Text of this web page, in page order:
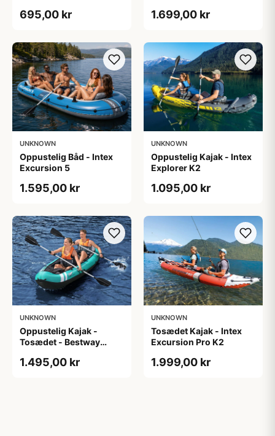
695,00 kr 1.699,00 kr
UNKNOWN
Oppustelig Båd - Intex
Excursion 5
1.595,00 kr
UNKNOWN
Oppustelig Kajak - Intex
Explorer K2
1.095,00 kr
UNKNOWN
Oppustelig Kajak -
Tosædet - Bestway
1.495,00 kr
UNKNOWN
Tosædet Kajak - Intex
Excursion Pro K2
1.999,00 kr